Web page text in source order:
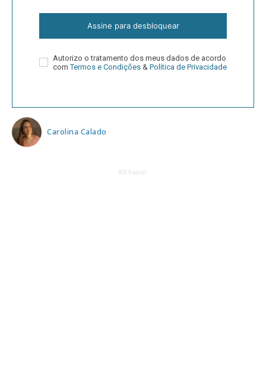
Assine para desbloquear
Autorizo o tratamento dos meus dados de acordo
comTermos e Condições & Política de Privacidade
Carolina Calado
AD Footer